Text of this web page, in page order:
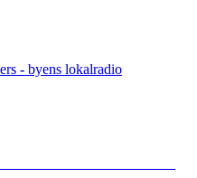
- byens lokalradio